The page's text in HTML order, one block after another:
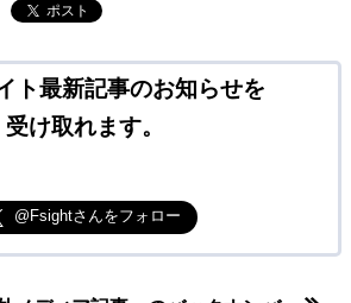
ポスト
ト最新記事のお知らせを
受け取れます。
@Fsightさんをフォロー